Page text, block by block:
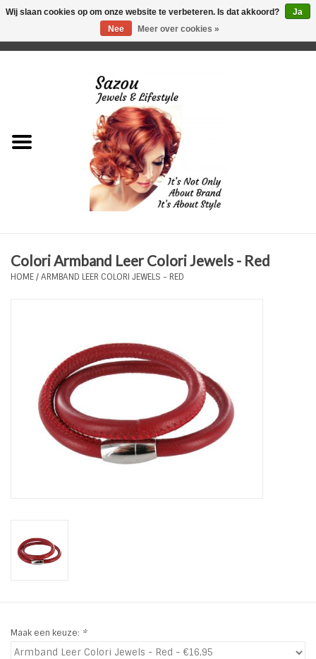
Just for Him
Plus Size Sieraden
Tassen en meer
Haaraccesoires
Zonnebrillen
Charmin*s
Colori Armband Leer Colori Jewels - Red
HOME/ARMBAND LEER COLORI JEWELS - RED
Maak een keuze: *
Wij slaan cookies op om onze website te verbeteren. Is dat akkoord?
Ja
Nee
Meer over cookies »